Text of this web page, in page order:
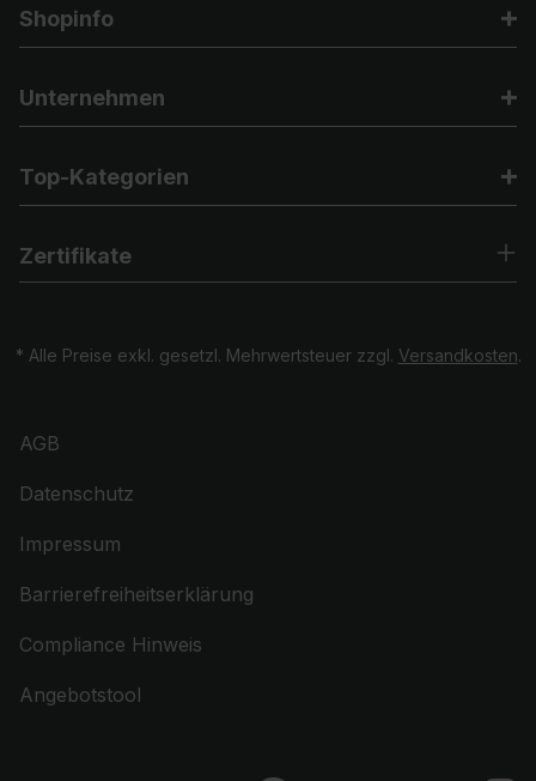
Shopinfo
Unternehmen
Top-Kategorien
Zertifikate
* Alle Preise exkl. gesetzl. Mehrwertsteuer zzgl. Versandkosten.
AGB
Datenschutz
Impressum
Barrierefreiheitserklärung
Compliance Hinweis
Angebotstool